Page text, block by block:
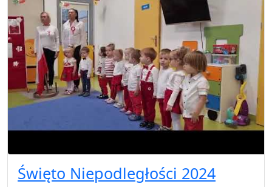
Święto Niepodległości 2024